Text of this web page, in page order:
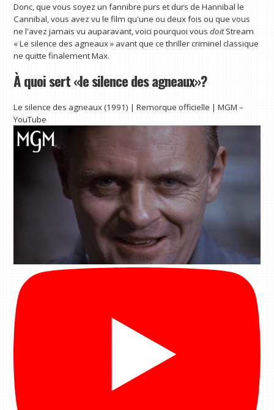
Donc, que vous soyez un fannibre purs et durs de Hannibal le
Cannibal, vous avez vu le film qu'une ou deux fois ou que vous
ne l'avez jamais vu auparavant, voici pourquoi vousdoitStream
« Le silence des agneaux » avant que ce thriller criminel classique
ne quitte finalement Max.
À quoi sert «le silence des agneaux»?
Le silence des agneaux (1991) | Remorque officielle | MGM –
YouTube